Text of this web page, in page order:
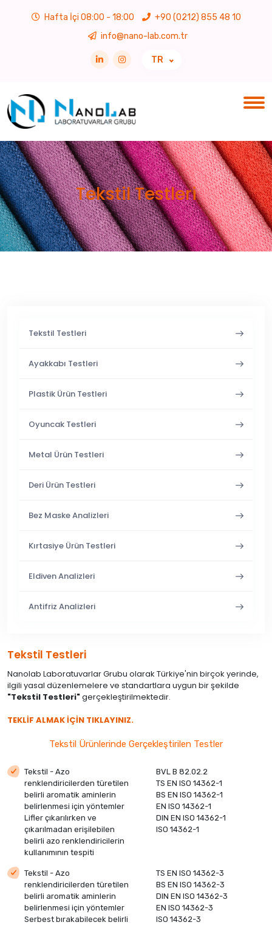
Hafta İçi 08:00 - 18:00
+90 (0212) 855 48 10
info@nano-lab.com.tr
TR
Tekstil Testleri
Tekstil Testleri
Ayakkabı Testleri
Plastik Ürün Testleri
Oyuncak Testleri
Metal Ürün Testleri
Deri Ürün Testleri
Bez Maske Analizleri
Kırtasiye Ürün Testleri
Eldiven Analizleri
Antifriz Analizleri
Tekstil Testleri
Nanolab Laboratuvarlar Grubu olarak Türkiye'nin birçok yerinde,
ilgili yasal düzenlemelere ve standartlara uygun bir şekilde
"Tekstil Testleri"gerçekleştirilmektedir.
TEKLİF ALMAK İÇİN TIKLAYINIZ.
Tekstil Ürünlerinde Gerçekleştirilen Testler
Tekstil - Azo
renklendiricilerden türetilen
belirli aromatik aminlerin
belirlenmesi için yöntemler
Lifler çıkarılırken ve
çıkarılmadan erişilebilen
belirli azo renklendiricilerin
kullanımının tespiti
BVL B 82.02.2
TS EN ISO 14362-1
BS EN ISO 14362-1
EN ISO 14362-1
DIN EN ISO 14362-1
ISO 14362-1
Tekstil - Azo
renklendiricilerden türetilen
belirli aromatik aminlerin
belirlenmesi için yöntemler
Serbest bırakabilecek belirli
TS EN ISO 14362-3
BS EN ISO 14362-3
DIN EN ISO 14362-3
EN ISO 14362-3
ISO 14362-3